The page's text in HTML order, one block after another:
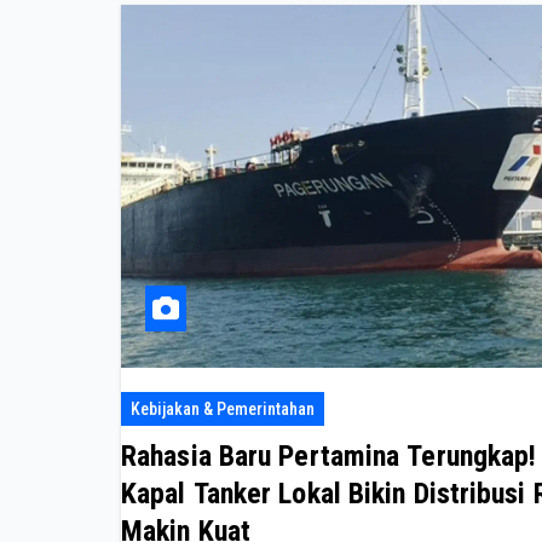
Kebijakan & Pemerintahan
Rahasia Baru Pertamina Terungkap!
Kapal Tanker Lokal Bikin Distribusi
Makin Kuat